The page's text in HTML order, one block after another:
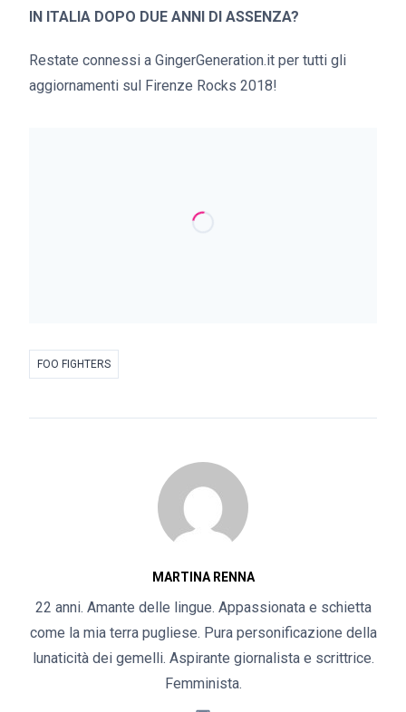
IN ITALIA DOPO DUE ANNI DI ASSENZA?
Restate connessi a GingerGeneration.it per tutti gli
aggiornamenti sul Firenze Rocks 2018!
FOO FIGHTERS
MARTINA RENNA
22 anni. Amante delle lingue. Appassionata e schietta
come la mia terra pugliese. Pura personificazione della
lunaticità dei gemelli. Aspirante giornalista e scrittrice.
Femminista.